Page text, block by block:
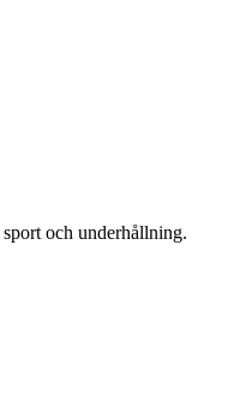
och underhållning.